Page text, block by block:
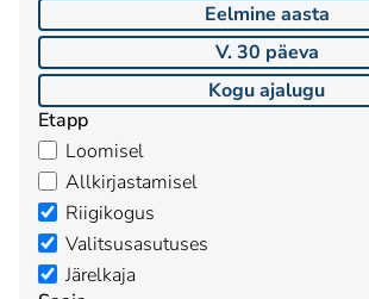
Eelmine aasta
V. 30 päeva
Kogu ajalugu
Etapp
Loomisel
Allkirjastamisel
Riigikogus
Valitsusasutuses
Järelkaja